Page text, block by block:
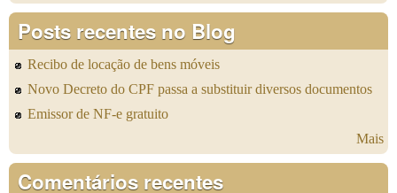
Posts recentes no Blog
Recibo de locação de bens móveis
Novo Decreto do CPF passa a substituir diversos documentos
Emissor de NF-e gratuito
Mais
Comentários recentes